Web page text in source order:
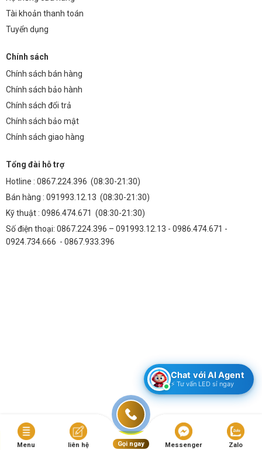
Tài khoản thanh toán
Tuyển dụng
Chính sách
Chính sách bán hàng
Chính sách bảo hành
Chính sách đổi trả
Chính sách bảo mật
Chính sách giao hàng
Tổng đài hỗ trợ
Hotline : 0867.224.396 (08:30-21:30)
Bán hàng : 091993.12.13 (08:30-21:30)
Kỹ thuật : 0986.474.671 (08:30-21:30)
Số điện thoại: 0867.224.396 – 091993.12.13 - 0986.474.671 -
0924.734.666 - 0867.933.396
Copyright 2026 © Bản Quyền Thuộc Thành Đạt LED
Chat với AI Agent
⚡ Tư vấn LED sỉ ngay
Menu liên hệ Gọi ngay Messenger Zalo